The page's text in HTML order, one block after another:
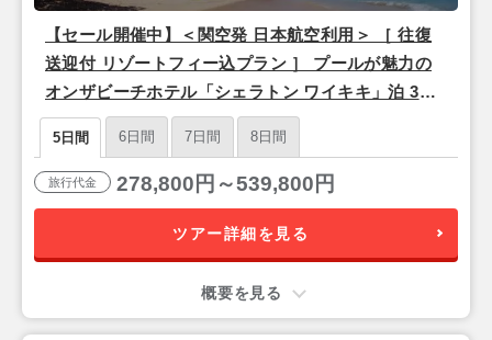
【セール開催中】＜関空発 日本航空利用＞ ［ 往復
送迎付 リゾートフィー込プラン ］ プールが魅力の
オンザビーチホテル「シェラトン ワイキキ」泊 3泊5
日間
5日間 6日間 7日間 8日間
旅行代金 278,800円～539,800円
ツアー詳細を見る
概要を見る